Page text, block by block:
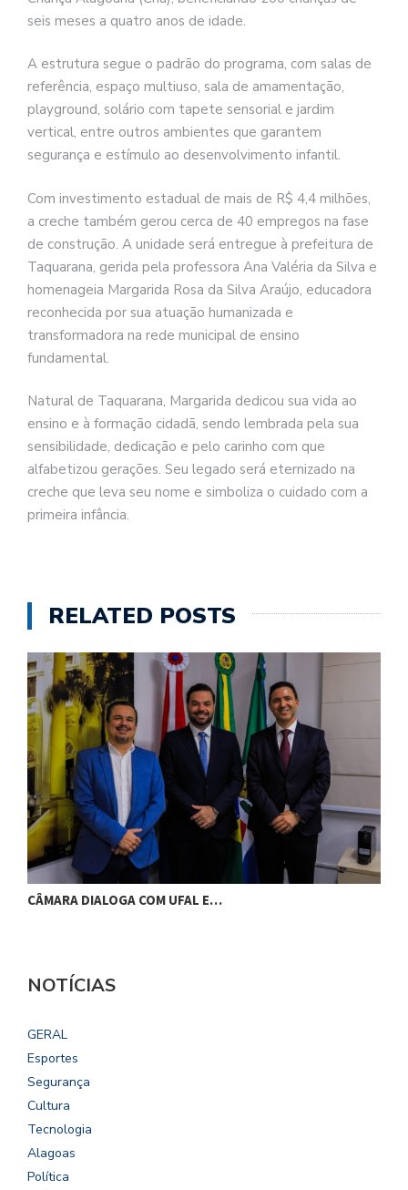
seis meses a quatro anos de idade.
A estrutura segue o padrão do programa, com salas de
referência, espaço multiuso, sala de amamentação,
playground, solário com tapete sensorial e jardim
vertical, entre outros ambientes que garantem
segurança e estímulo ao desenvolvimento infantil.
Com investimento estadual de mais de R$ 4,4 milhões,
a creche também gerou cerca de 40 empregos na fase
de construção. A unidade será entregue à prefeitura de
Taquarana, gerida pela professora Ana Valéria da Silva e
homenageia Margarida Rosa da Silva Araújo, educadora
reconhecida por sua atuação humanizada e
transformadora na rede municipal de ensino
fundamental.
Natural de Taquarana, Margarida dedicou sua vida ao
ensino e à formação cidadã, sendo lembrada pela sua
sensibilidade, dedicação e pelo carinho com que
alfabetizou gerações. Seu legado será eternizado na
creche que leva seu nome e simboliza o cuidado com a
primeira infância.
RELATED POSTS
CÂMARA DIALOGA COM UFAL E…
NOTÍCIAS
GERAL
Esportes
Segurança
Cultura
Tecnologia
Alagoas
Política